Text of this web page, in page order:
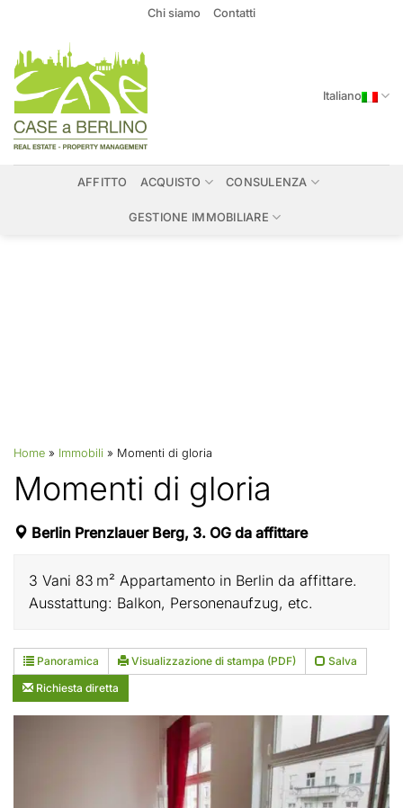
contenuti
Chi siamo Contatti
Italiano
AFFITTO ACQUISTO CONSULENZA
GESTIONE IMMOBILIARE
Home » Immobili » Momenti di gloria
Momenti di gloria
Berlin Prenzlauer Berg, 3. OG da affittare
3 Vani 83 m² Appartamento in Berlin da affittare.
Ausstattung: Balkon, Personenaufzug, etc.
Panoramica Visualizzazione di stampa (PDF)
Salva
Richiesta diretta